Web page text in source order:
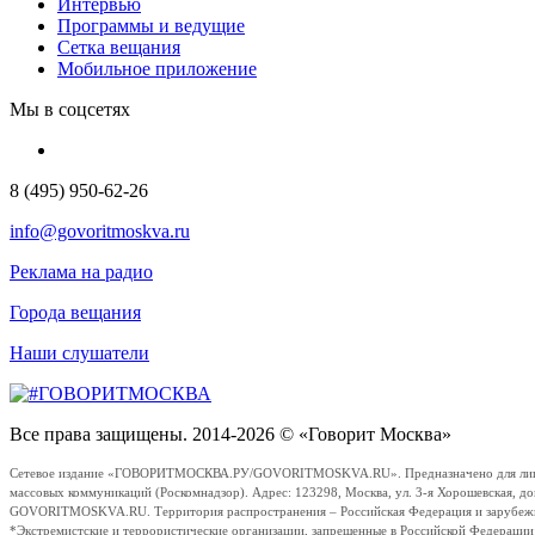
Интервью
Программы и ведущие
Сетка вещания
Мобильное приложение
Мы в соцсетях
8 (495) 950-62-26
info@govoritmoskva.ru
Реклама на радио
Города вещания
Наши слушатели
Все права защищены. 2014-2026 © «Говорит Москва»
Сетевое издание «ГОВОРИТМОСКВА.РУ/GOVORITMOSKVA.RU». Предназначено для
массовых коммуникаций (Роскомнадзор). Адрес: 123298, Москва, ул. 3-я
GOVORITMOSKVA.RU. Территория распространения – Российская Федерация и
*Экстремистские и террористические организации, запрещенные в Российской